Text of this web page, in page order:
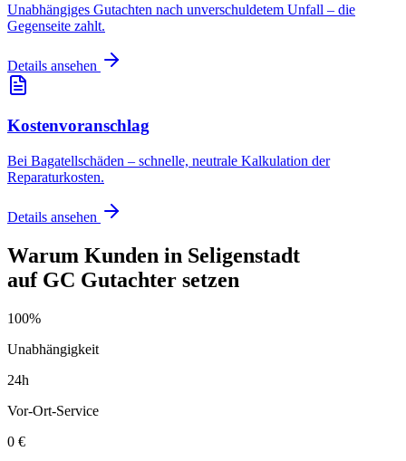
Unabhängiges Gutachten nach unverschuldetem Unfall – die
Gegenseite zahlt.
Details ansehen
Kostenvoranschlag
Bei Bagatellschäden – schnelle, neutrale Kalkulation der
Reparaturkosten.
Details ansehen
Warum Kunden in Seligenstadt
auf GC Gutachter setzen
100%
Unabhängigkeit
24h
Vor-Ort-Service
0 €